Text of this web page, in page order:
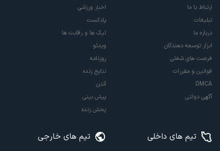
ارتباط با ما
تبلیغات
درباره ما
ابزار توسعه دهندگان
فرصت های شغلی
قوانین و مقررات
DMCA
آگهی دولتی
اخبار ورزشی
پادکست
لیگ ها و رقابت ها
ویدئو
روزنامه
نتایج زنده
آنتن
پیش بینی
پخش زنده
تیم های داخلی تیم های خارجی